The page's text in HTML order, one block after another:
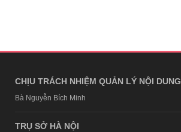
CHỊU TRÁCH NHIỆM QUẢN LÝ NỘI DUNG
Bà Nguyễn Bích Minh
TRỤ SỞ HÀ NỘI